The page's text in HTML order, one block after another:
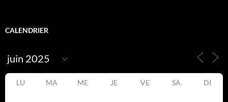
CALENDRIER
LU MA ME JE VE SA DI